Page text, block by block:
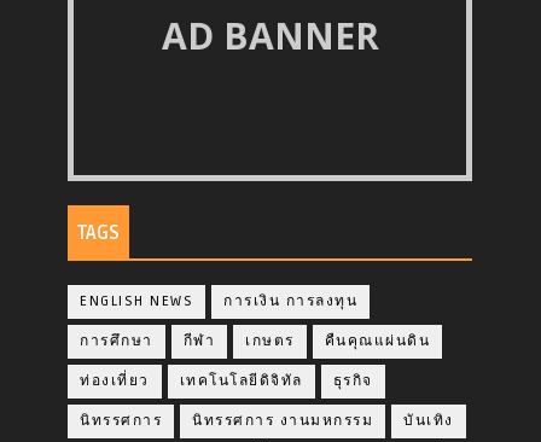
AD BANNER
TAGS
ENGLISH NEWS การเงิน การลงทุน
การศึกษา กีฬา เกษตร คืนคุณแผ่นดิน
ท่องเที่ยว เทคโนโลยีดิจิทัล ธุรกิจ
นิทรรศการ นิทรรศการ งานมหกรรม บันเทิง